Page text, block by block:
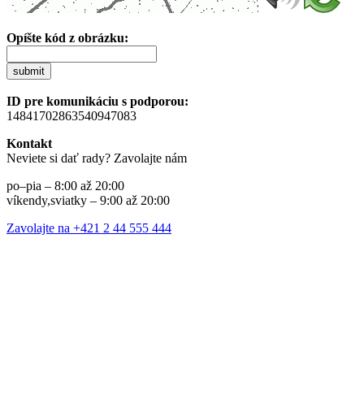
Opíšte kód z obrázku:
submit
ID pre komunikáciu s podporou:
14841702863540947083
Kontakt
Neviete si dať rady? Zavolajte nám
po–pia – 8:00 až 20:00
víkendy,sviatky – 9:00 až 20:00
Zavolajte na +421 2 44 555 444